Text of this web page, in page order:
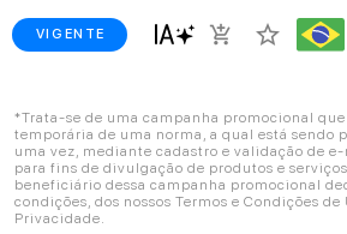
VIGENTE add_shopping_cart star_border
*Trata-se de uma campanha promocional
temporária de uma norma, a qual está sendo
uma vez, mediante cadastro e validação de
para fins de divulgação de produtos e
beneficiário dessa campanha promocional
condições, dos nossos Termos e Condições
Privacidade.